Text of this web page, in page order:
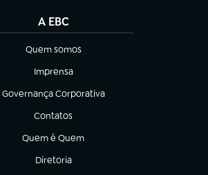
A EBC
Quem somos
(abre em nova aba)
Imprensa
(abre em nova aba)
Governança Corporativa
(abre em nova aba)
Contatos
(abre em nova aba)
Quem é Quem
(abre em nova aba)
Diretoria
(abre em nova aba)